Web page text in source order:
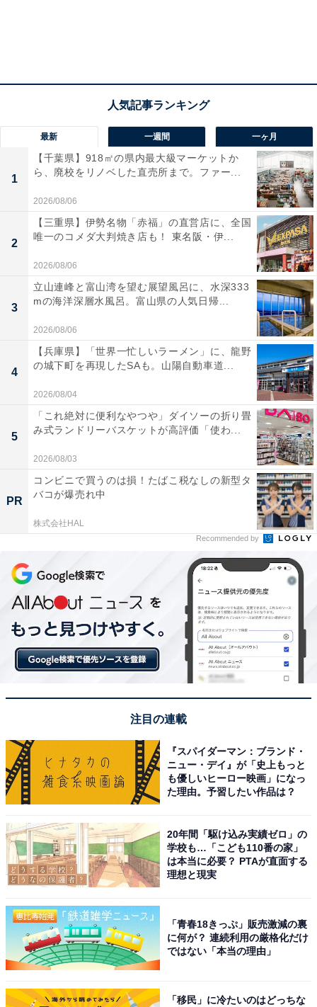
楽天市場では3種類のセットが登場！ どれにする
また、タリーズコーヒー 公式楽天市場店限定セットも6
月19日11時から発売されます。このセットは予約ではな
く販売のみ。1人5個までで数量限定なので、気になる人
はぜひ今のうちに内容をチェックしてみてくださいね。
27th Anniversary Happy Bag 楽天市場店限定Aセッ
「27th Anniversary Happy Bag 楽天市場店限定Aセット」（1万8000円）
「27th Anniversary Happy Bag 楽天市場店限定Aセッ
ト」（1万8000円）は、彫刻硝子グラスと、コーヒー、
ドリンクチケットが8枚ついたセットです。
※ドリンクチケットの有効期限は2024年12月18日
27th Anniversary Happy Bag 楽天市場店限定Bセッ
ト
最新 一週間 一ヶ月
1
【千葉県】918㎡の県内最大級マーケットか
ら、廃校をリノベした直売所まで。ファー...
2026/08/06
2
【三重県】伊勢名物「赤福」の直営店に、全国
唯一のコメダ大判焼き店も！ 東名阪・伊...
2026/08/06
3
立山連峰と富山湾を望む展望風呂に、水深333
mの海洋深層水風呂。富山県の人気日帰...
2026/08/06
4
【兵庫県】「世界一忙しいラーメン」に、龍野
の城下町を再現したSAも。山陽自動車道...
2026/08/04
5
「これ絶対に便利なやつや」ダイソーの折り畳
み式ランドリーバスケットが高評価「使わ...
2026/08/03
PR
コンビニで買うのは損！たばこ税なしの新型タ
バコが爆売れ中
株式会社HAL
Recommended by
注目の連載
『スパイダーマン：ブランド・
ニュー・デイ』が「史上もっと
も優しいヒーロー映画」になっ
た理由。予習したい作品は？
20年間「駆け込み実績ゼロ」の
学校も…「こども110番の家」
は本当に必要？ PTAが直面する
理想と現実
「青春18きっぷ」販売激減の裏
に何が？ 連続利用の厳格化だけ
ではない「本当の理由」
「移民」に冷たいのはどっちな